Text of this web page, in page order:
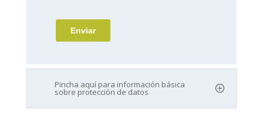
Pincha aquí para información básica
sobre protección de datos